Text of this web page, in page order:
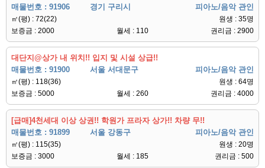
매물번호 : 91906
경기 구리시 피아노/음악 관인
㎡(평) : 72(22)
원생 : 35명
보증금 : 2000
월세 : 110 권리금 : 2900
대단지@상가 내 위치!! 입지 및 시설 상급!!
매물번호 : 91900
서울 서대문구 피아노/음악 관인
㎡(평) : 118(36)
원생 : 64명
보증금 : 5000
월세 : 260 권리금 : 4000
[급매]4천세대 이상 상권!! 학원가 프라자 상가!! 차량 무!!
매물번호 : 91899
서울 강동구 피아노/음악 관인
㎡(평) : 115(35)
원생 : 20명
보증금 : 3000
월세 : 185 권리금 : 500